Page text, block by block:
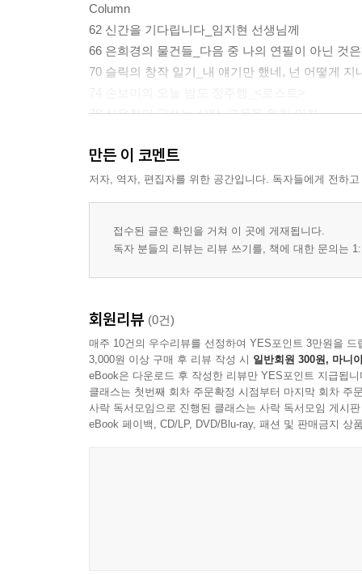
Column
62 신간을 기다립니다_임지현 선생님께
66 은희경의 물건들_다음 중 나의 연필이 아닌 것
70 슬릭의 창작 일기_내 얘기만 했네, 넌 어떻게 지
78 신유진의 글쓰는 식탁_고독을 위한 의자
82 편집자K의 반쯤 빈 서재_밤의 미술관
84 한정현의 영화적인 순간_<이다>
98 예스24 리뷰 대전_도서 PD가 엄선한 이달의 책
만든 이 코멘트
저자, 역자, 편집자를 위한 공간입니다. 독자들에게 전하
접수된 글은 확인을 거쳐 이 곳에 게재됩니다.
독자 분들의 리뷰는 리뷰 쓰기를, 책에 대한 문의는
회원리뷰 (0건)
매주 10건의 우수리뷰를 선정하여 YES포인트 3만원을 드
3,000원 이상 구매 후 리뷰 작성 시 일반회원 300원, 마니
eBook은 다운로드 후 작성한 리뷰만 YES포인트 지급됩니
클래스는 첫번째 회차 주문확정 시점부터 마지막 회차 주
사락 독서모임으로 진행된 클래스는 사락 독서모임 게시
eBook 페이백, CD/LP, DVD/Blu-ray, 패션 및 판매금지 상